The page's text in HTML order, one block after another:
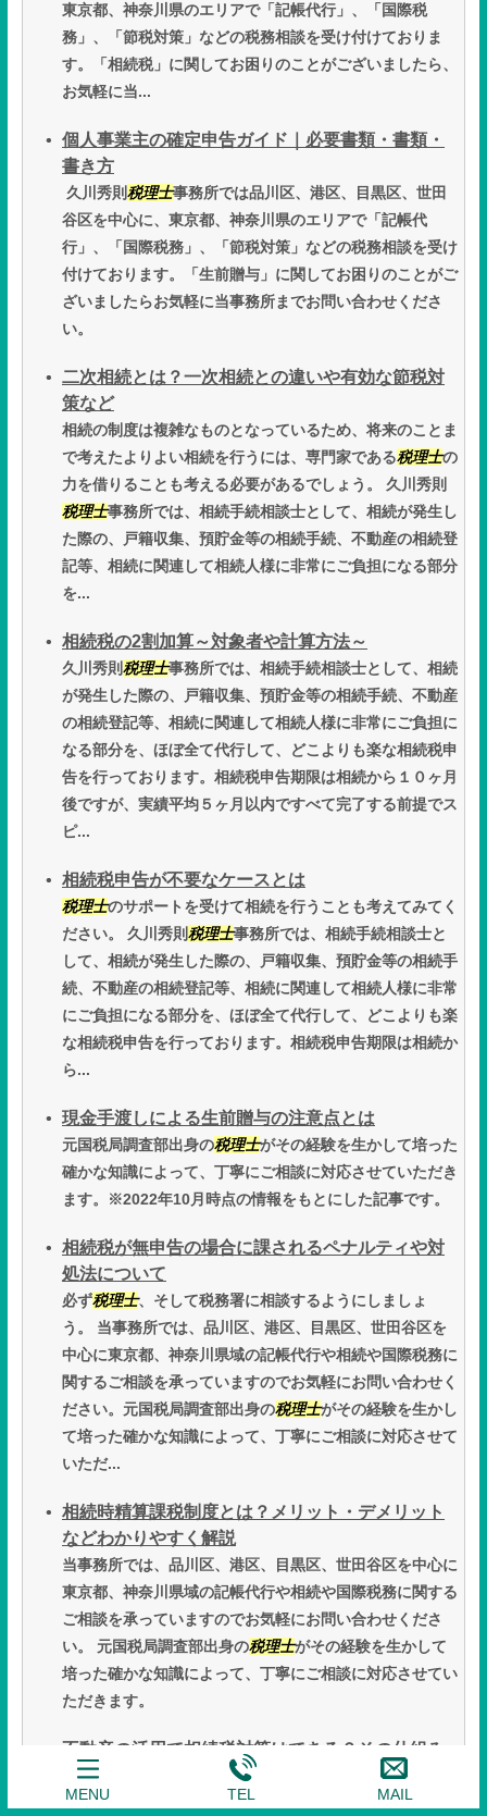
東京都、神奈川県のエリアで「記帳代行」、「国際税
務」、「節税対策」などの税務相談を受け付けておりま
す。「相続税」に関してお困りのことがございましたら、
お気軽に当...
個人事業主の確定申告ガイド｜必要書類・書類・
書き方
久川秀則税理士事務所では品川区、港区、目黒区、世田
谷区を中心に、東京都、神奈川県のエリアで「記帳代
行」、「国際税務」、「節税対策」などの税務相談を受け
付けております。「生前贈与」に関してお困りのことがご
ざいましたらお気軽に当事務所までお問い合わせくださ
い。
二次相続とは？一次相続との違いや有効な節税対
策など
相続の制度は複雑なものとなっているため、将来のことま
で考えたよりよい相続を行うには、専門家である税理士の
力を借りることも考える必要があるでしょう。 久川秀則
税理士事務所では、相続手続相談士として、相続が発生し
た際の、戸籍収集、預貯金等の相続手続、不動産の相続登
記等、相続に関連して相続人様に非常にご負担になる部分
を...
相続税の2割加算～対象者や計算方法～
久川秀則税理士事務所では、相続手続相談士として、相続
が発生した際の、戸籍収集、預貯金等の相続手続、不動産
の相続登記等、相続に関連して相続人様に非常にご負担に
なる部分を、ほぼ全て代行して、どこよりも楽な相続税申
告を行っております。相続税申告期限は相続から１０ヶ月
後ですが、実績平均５ヶ月以内ですべて完了する前提でス
ピ...
相続税申告が不要なケースとは
税理士のサポートを受けて相続を行うことも考えてみてく
ださい。 久川秀則税理士事務所では、相続手続相談士と
して、相続が発生した際の、戸籍収集、預貯金等の相続手
続、不動産の相続登記等、相続に関連して相続人様に非常
にご負担になる部分を、ほぼ全て代行して、どこよりも楽
な相続税申告を行っております。相続税申告期限は相続か
ら...
現金手渡しによる生前贈与の注意点とは
元国税局調査部出身の税理士がその経験を生かして培った
確かな知識によって、丁寧にご相談に対応させていただき
ます。※2022年10月時点の情報をもとにした記事です。
相続税が無申告の場合に課されるペナルティや対
処法について
必ず税理士、そして税務署に相談するようにしましょ
う。 当事務所では、品川区、港区、目黒区、世田谷区を
中心に東京都、神奈川県域の記帳代行や相続や国際税務に
関するご相談を承っていますのでお気軽にお問い合わせく
ださい。元国税局調査部出身の税理士がその経験を生かし
て培った確かな知識によって、丁寧にご相談に対応させて
いただ...
相続時精算課税制度とは？メリット・デメリット
などわかりやすく解説
当事務所では、品川区、港区、目黒区、世田谷区を中心に
東京都、神奈川県域の記帳代行や相続や国際税務に関する
ご相談を承っていますのでお気軽にお問い合わせくださ
い。 元国税局調査部出身の税理士がその経験を生かして
培った確かな知識によって、丁寧にご相談に対応させてい
ただきます。
不動産の活用で相続税対策はできる？その仕組み
や注意点を解説
そのためどの手段を選択するにしても、相続税対策を取る
MENU TEL MAIL